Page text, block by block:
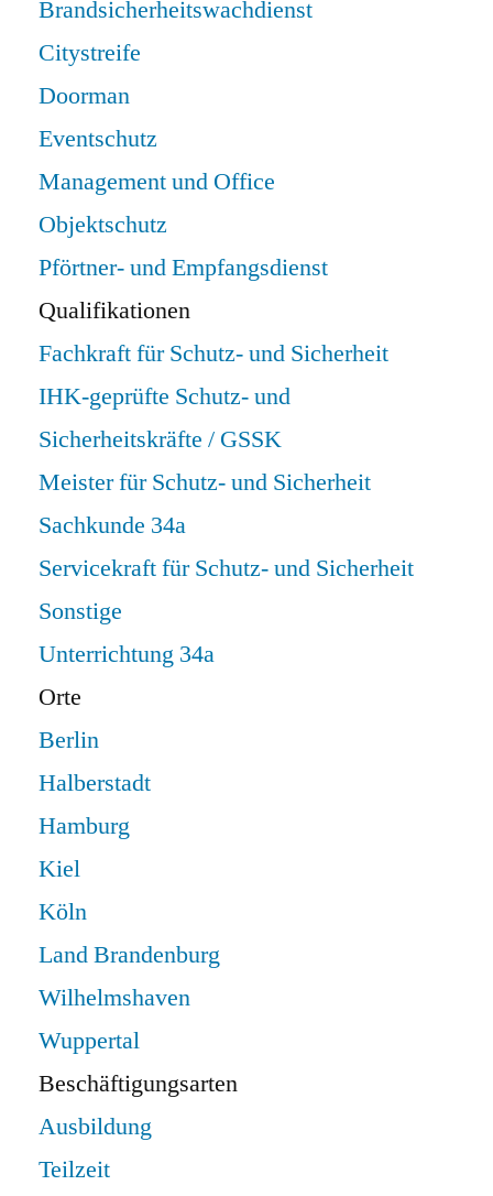
Brandsicherheitswachdienst
Citystreife
Doorman
Eventschutz
Management und Office
Objektschutz
Pförtner- und Empfangsdienst
Qualifikationen
Fachkraft für Schutz- und Sicherheit
IHK-geprüfte Schutz- und
Sicherheitskräfte / GSSK
Meister für Schutz- und Sicherheit
Sachkunde 34a
Servicekraft für Schutz- und Sicherheit
Sonstige
Unterrichtung 34a
Orte
Berlin
Halberstadt
Hamburg
Kiel
Köln
Land Brandenburg
Wilhelmshaven
Wuppertal
Beschäftigungsarten
Ausbildung
Teilzeit